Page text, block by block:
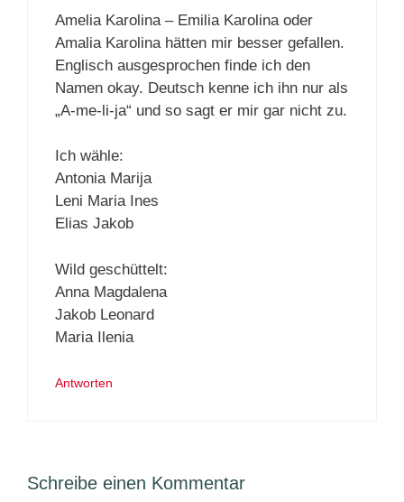
Amelia Karolina – Emilia Karolina oder
Amalia Karolina hätten mir besser gefallen.
Englisch ausgesprochen finde ich den
Namen okay. Deutsch kenne ich ihn nur als
„A-me-li-ja“ und so sagt er mir gar nicht zu.
Ich wähle:
Antonia Marija
Leni Maria Ines
Elias Jakob
Wild geschüttelt:
Anna Magdalena
Jakob Leonard
Maria Ilenia
Antworten
Schreibe einen Kommentar